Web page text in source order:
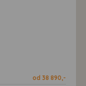
od 38 890,-